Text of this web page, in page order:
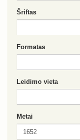
Šriftas
Formatas
Leidimo vieta
Metai